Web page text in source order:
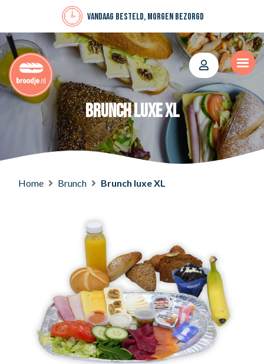
Vandaag besteld, morgen bezorgd
Brunch luxe XL
Home Brunch Brunch luxe XL